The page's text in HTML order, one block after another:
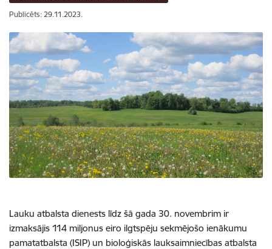
Publicēts: 29.11.2023.
Lauku atbalsta dienests līdz šā gada 30. novembrim ir
izmaksājis 114 miljonus eiro ilgtspēju sekmējošo ienākumu
pamatatbalsta (ISIP) un bioloģiskās lauksaimniecības atbalsta